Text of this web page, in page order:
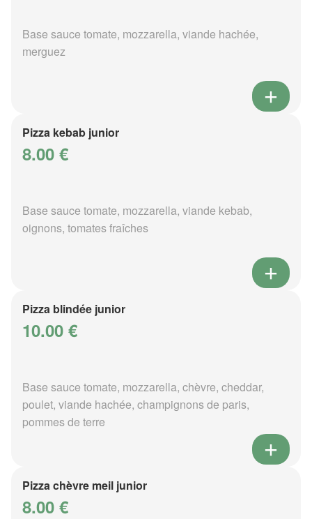
Base sauce tomate, mozzarella, viande hachée,
merguez
Pizza kebab junior
8.00 €
Base sauce tomate, mozzarella, viande kebab,
oignons, tomates fraîches
Pizza blindée junior
10.00 €
Base sauce tomate, mozzarella, chèvre, cheddar,
poulet, viande hachée, champignons de paris,
pommes de terre
Pizza chèvre meil junior
8.00 €